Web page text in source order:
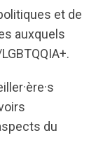
et de
auxquels
du